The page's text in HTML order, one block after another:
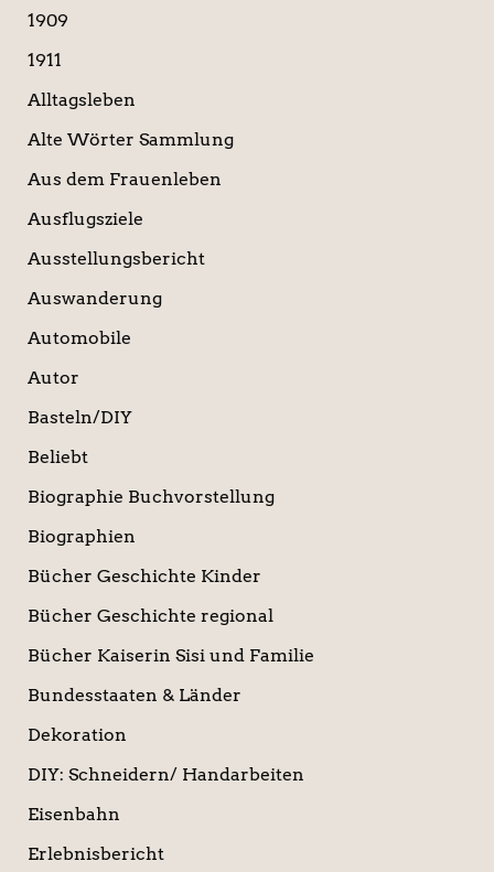
a
h
1909
1911
Alltagsleben
Alte Wörter Sammlung
Aus dem Frauenleben
Ausflugsziele
Ausstellungsbericht
Auswanderung
Automobile
Autor
Basteln/DIY
Beliebt
Biographie Buchvorstellung
Biographien
Bücher Geschichte Kinder
Bücher Geschichte regional
Bücher Kaiserin Sisi und Familie
Bundesstaaten & Länder
Dekoration
DIY: Schneidern/ Handarbeiten
Eisenbahn
Erlebnisbericht